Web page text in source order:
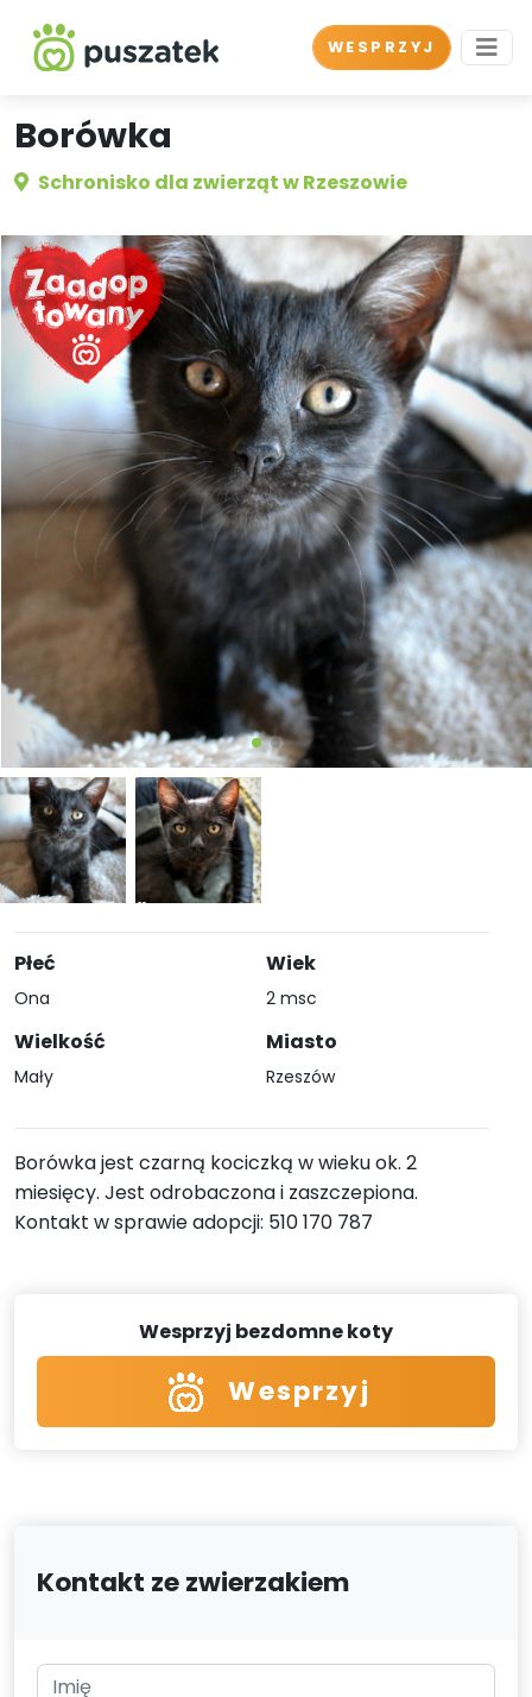
WESPRZYJ
Borówka
Schronisko dla zwierząt w Rzeszowie
Płeć
Ona
Wielkość
Mały
Wiek
2 msc
Miasto
Rzeszów
Borówka jest czarną kociczką w wieku ok. 2
miesięcy. Jest odrobaczona i zaszczepiona.
Kontakt w sprawie adopcji: 510 170 787
Wesprzyj bezdomne koty
Wesprzyj
Kontakt ze zwierzakiem